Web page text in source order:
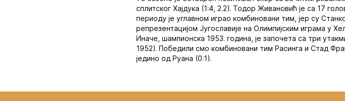
сплитског Хајдука (1:4, 2.2). Тодор Живановић је са 17
периоду је углавном играо комбиновани тим, јер су
репрезентацијом Југославије на Олимпијским играма у
Иначе, шампионска 1953. година, је започета са три
1952). Победили смо комбиновани тим Расинга и Стад
једино од Руана (0:1).